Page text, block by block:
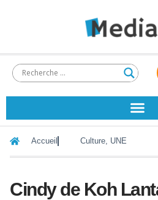
Accueil Culture, UNE
Cindy de Koh